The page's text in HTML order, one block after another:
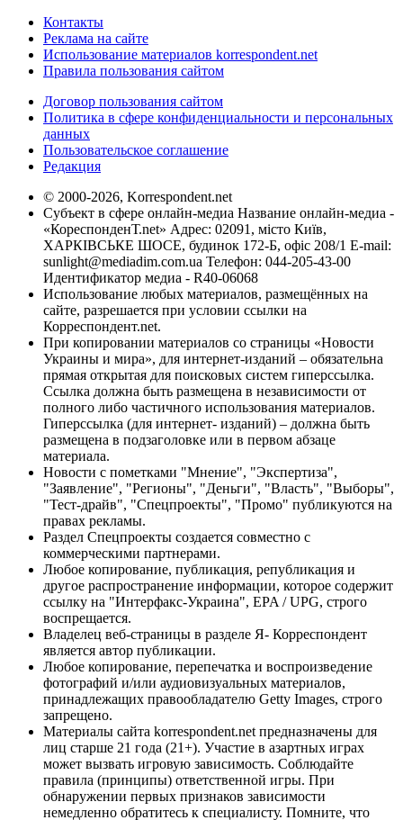
Контакты
Реклама на сайте
Использование материалов korrespondent.net
Правила пользования сайтом
Договор пользования сайтом
Политика в сфере конфиденциальности и персональных
данных
Пользовательское соглашение
Редакция
© 2000-2026, Korrespondent.net
Субъект в сфере онлайн-медиа Название онлайн-медиа -
«КореспонденТ.net» Адрес: 02091, місто Київ,
ХАРКІВСЬКЕ ШОСЕ, будинок 172-Б, офіс 208/1 E-mail:
sunlight@mediadim.com.ua Телефон: 044-205-43-00
Идентификатор медиа - R40-06068
Использование любых материалов, размещённых на
сайте, разрешается при условии ссылки на
Корреспондент.net.
При копировании материалов со страницы «Новости
Украины и мира», для интернет-изданий – обязательна
прямая открытая для поисковых систем гиперссылка.
Ссылка должна быть размещена в независимости от
полного либо частичного использования материалов.
Гиперссылка (для интернет- изданий) – должна быть
размещена в подзаголовке или в первом абзаце
материала.
Новости с пометками "Мнение", "Экспертиза",
"Заявление", "Регионы", "Деньги", "Власть", "Выборы",
"Тест-драйв", "Спецпроекты", "Промо" публикуются на
правах рекламы.
Раздел Спецпроекты создается совместно с
коммерческими партнерами.
Любое копирование, публикация, републикация и
другое распространение информации, которое содержит
ссылку на "Интерфакс-Украина", EPA / UPG, строго
воспрещается.
Владелец веб-страницы в разделе Я- Корреспондент
является автор публикации.
Любое копирование, перепечатка и воспроизведение
фотографий и/или аудиовизуальных материалов,
принадлежащих правообладателю Getty Images, строго
запрещено.
Материалы сайта korrespondent.net предназначены для
лиц старше 21 года (21+). Участие в азартных играх
может вызвать игровую зависимость. Соблюдайте
правила (принципы) ответственной игры. При
обнаружении первых признаков зависимости
немедленно обратитесь к специалисту. Помните, что